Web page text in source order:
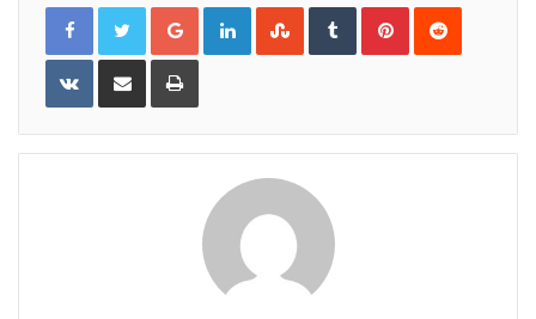
Google+LinkedInStumbleUpon
TumblrPinterestReddit
VKontakteShare
Email
Print